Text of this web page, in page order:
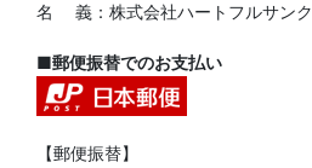
名 義：株式会社ハートフルサンク
■郵便振替でのお支払い
【郵便振替】